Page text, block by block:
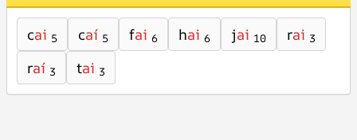
cai 5 caí 5 fai 6 hai 6 jai 10 rai 3
raí 3 tai 3